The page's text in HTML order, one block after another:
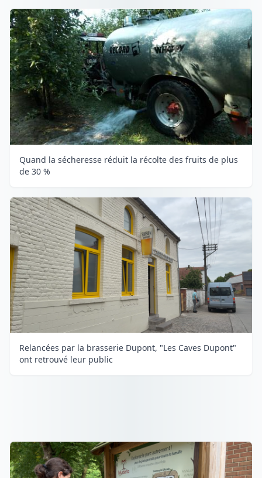
Quand la sécheresse réduit la récolte des fruits de plus
de 30 %
Relancées par la brasserie Dupont, "Les Caves Dupont"
ont retrouvé leur public